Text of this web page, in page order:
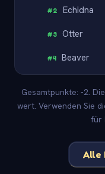
#2 Echidna
#3 Otter
#4 Beaver
Gesamtpunkte: -2.
wert. Verwenden Sie
für
Alle